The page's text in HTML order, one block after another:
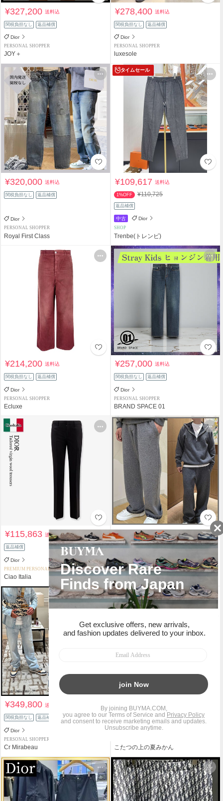
¥327,200送料込
関税負担なし 返品補償
Dior
PERSONAL SHOPPER
JOY＋
¥278,400送料込
関税負担なし 返品補償
Dior
PERSONAL SHOPPER
luxesole
¥320,000送料込
関税負担なし 返品補償
Dior
PERSONAL SHOPPER
Royal First Class
タイムセール
¥109,617送料込
1%OFF ¥110,725
返品補償
中古 Dior
SHOP
Trenbe(トレンビ)
¥214,200送料込
関税負担なし 返品補償
Dior
PERSONAL SHOPPER
Ecluxe
¥257,000送料込
関税負担なし 返品補償
Dior
PERSONAL SHOPPER
BRAND SPACE 01
¥115,863送料込
返品補償
Dior
PREMIUM PERSONAL SHOPPER
Ciao Italia
¥1,120,240送料込
返品補償
Dior
PERSONAL SHOPPER
碧aoi
¥349,800送料込
関税負担なし 返品補償
Dior
PERSONAL SHOPPER
Cr Mirabeau
¥649,900送料込
関税負担なし 返品補償
Dior
こたつの上の夏みかん